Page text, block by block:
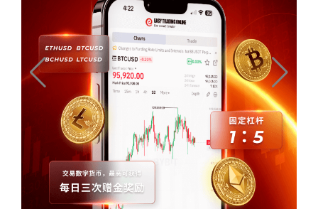
活动详情
了解更多
了解详情